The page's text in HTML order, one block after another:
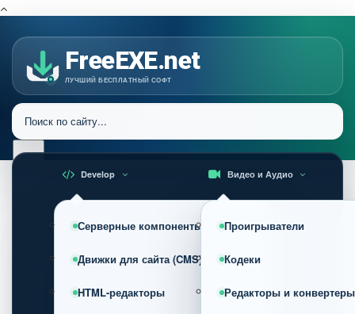
FreeEXE.net
ЛУЧШИЙ БЕСПЛАТНЫЙ СОФТ
Develop
Серверные компоненты
Движки для сайта (CMS)
HTML-редакторы
Видео и Аудио
Проигрыватели
Кодеки
Редакторы и конвертеры